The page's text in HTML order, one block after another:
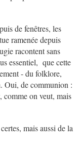
de fenêtres, les
ramenée depuis
racontent sans
essentiel, que cette
- du folklore,
Oui, de communion :
comme on veut, mais
mais aussi de la